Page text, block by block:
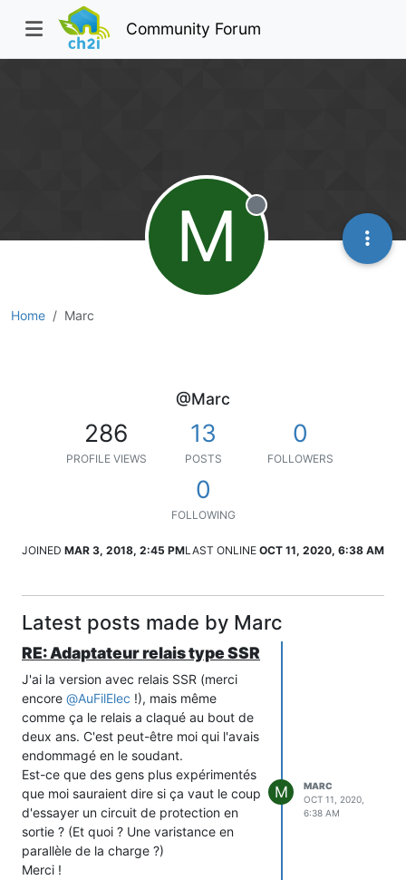
Community Forum
Home Marc
M Offline
@Marc
286
PROFILE VIEWS
13
POSTS
0
FOLLOWERS
0
FOLLOWING
JOINED MAR 3, 2018, 2:45 PMLAST ONLINE OCT 11, 2020, 6:38 AM
Latest posts made by Marc
RE: Adaptateur relais type SSR
J'ai la version avec relais SSR (merci
encore @AuFilElec !), mais même
comme ça le relais a claqué au bout de
deux ans. C'est peut-être moi qui l'avais
endommagé en le soudant.
Est-ce que des gens plus expérimentés
que moi sauraient dire si ça vaut le coup
d'essayer un circuit de protection en
sortie ? (Et quoi ? Une varistance en
parallèle de la charge ?)
Merci !
M
MARC
OCT 11, 2020,
6:38 AM